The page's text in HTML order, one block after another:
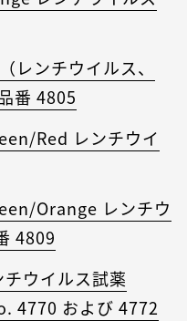
レンチウイルス、
番 4805
Red レンチウイ
Orange レンチウ
4809
ウイルス試薬
4770 および 4772